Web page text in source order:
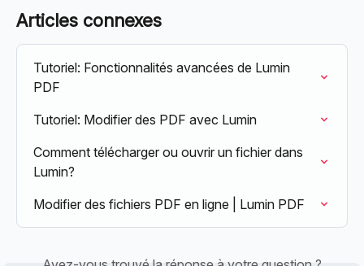
Articles connexes
Tutoriel: Fonctionnalités avancées de Lumin
PDF
Tutoriel: Modifier des PDF avec Lumin
Comment télécharger ou ouvrir un fichier dans
Lumin?
Modifier des fichiers PDF en ligne | Lumin PDF